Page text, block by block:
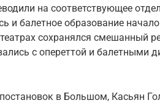
на соответствующее
и балетное образование
сохранялся смешанный
с опереттой и балетными
в Большом, Касьян